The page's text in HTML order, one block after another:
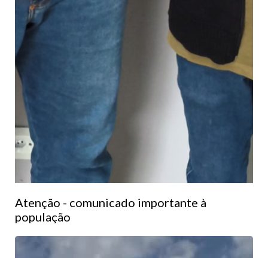
Atenção - comunicado importante à
população